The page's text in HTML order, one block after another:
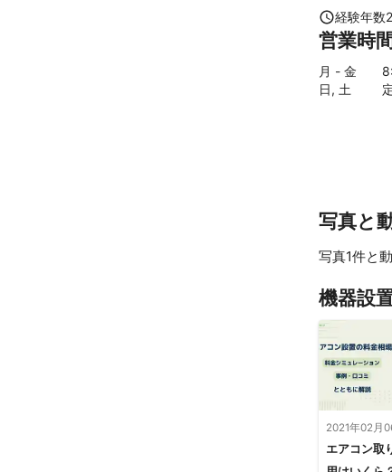
持っており
経験年数
営業時間
月 - 金 8
日, 土
写真と
写真1件と
機器設
2021年02月
エアコン取